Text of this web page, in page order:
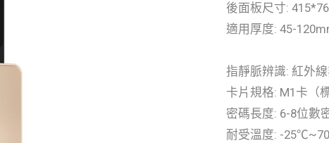
後面板尺寸:
適用厚度: 45-
指靜脈辨識: 紅外
卡片規格: M1卡（
密碼長度: 6-8位數
耐受溫度: -